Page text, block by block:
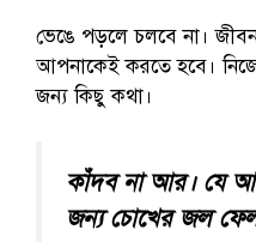
ভেঙে পড়লে চলবে না।
আপনাকেই করতে হবে।
জন্য কিছু কথা।
কাঁদব না আর। যে
জন্য চোখের জল